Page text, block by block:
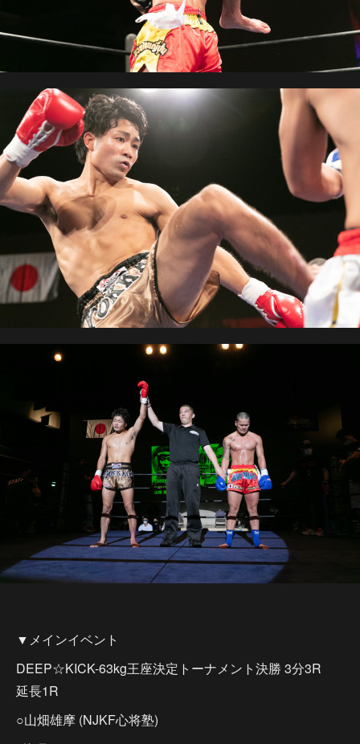
▼メインイベント
DEEP☆KICK-63kg王座決定トーナメント決勝 3分3R
延長1R
○山畑雄摩 (NJKF心将塾)